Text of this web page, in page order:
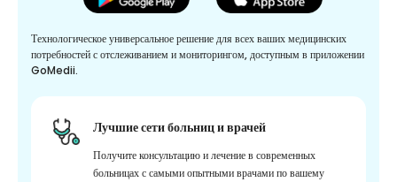
Технологическое универсальное решение для всех ваших медицинских
потребностей с отслеживанием и мониторингом, доступным в приложении
GoMedii.
Лучшие сети больниц и врачей
Получите консультацию и лечение в современных
больницах с самыми опытными врачами по вашему